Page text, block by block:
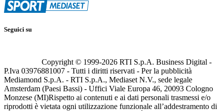
Seguici su
Copyright © 1999-2026 RTI S.p.A. Business Digital -
P.Iva 03976881007 - Tutti i diritti riservati - Per la pubblicità
Mediamond S.p.A. - RTI S.p.A., Mediaset N.V., sede legale
Amsterdam (Paesi Bassi) - Uffici Viale Europa 46, 20093 Cologno
Monzese (MI)Rispetto ai contenuti e ai dati personali trasmessi e/o
riprodotti è vietata ogni utilizzazione funzionale all’addestramento di